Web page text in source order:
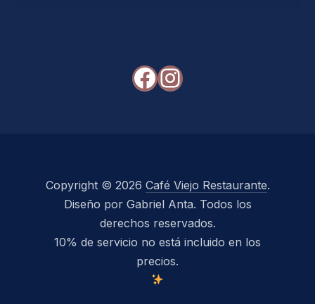
Facebook
Instagram
Copyright © 2026 Café Viejo Restaurante.
Diseño por Gabriel Anta. Todos los
derechos reservados.
10% de servicio no está incluido en los
precios.